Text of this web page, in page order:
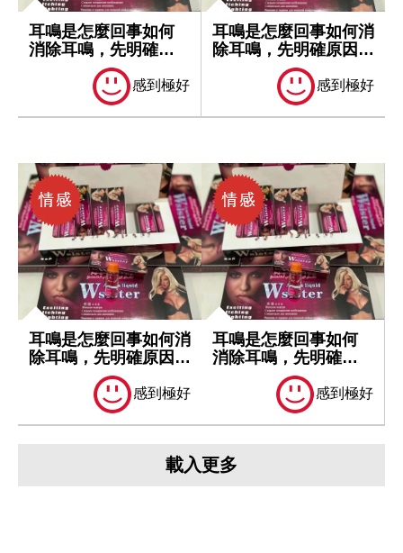
耳鳴是怎麼回事如何
消除耳鳴，先明確原
感到極好
耳鳴是怎麼回事如何消
除耳鳴，先明確原因再
感到極好
耳鳴是怎麼回事如何消
除耳鳴，先明確原因再
感到極好
耳鳴是怎麼回事如何
消除耳鳴，先明確原
感到極好
載入更多